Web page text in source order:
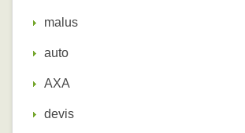
malus
auto
AXA
devis